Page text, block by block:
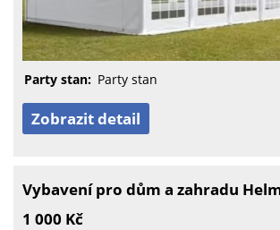
Party stan: Party stan
Zobrazit detail
Vybavení pro dům a zahradu
1 000 Kč